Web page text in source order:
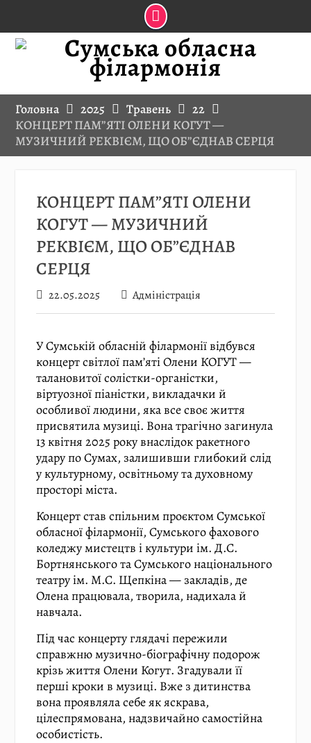
Skip
Головна 2025 Травень
22
КОНЦЕРТ ПАМ”ЯТІ ОЛЕНИ КОГУТ —
МУЗИЧНИЙ РЕКВІЄМ, ЩО ОБ”ЄДНАВ СЕРЦЯ
КОНЦЕРТ ПАМ”ЯТІ ОЛЕНИ
КОГУТ — МУЗИЧНИЙ
РЕКВІЄМ, ЩО ОБ”ЄДНАВ
СЕРЦЯ
22.05.2025 Адміністрація
У Сумській обласній філармонії відбувся
концерт світлої пам’яті Олени КОГУТ —
талановитої солістки-органістки,
віртуозної піаністки, викладачки й
особливої людини, яка все своє життя
присвятила музиці. Вона трагічно загинула
13 квітня 2025 року внаслідок ракетного
удару по Сумах, залишивши глибокий слід
у культурному, освітньому та духовному
просторі міста.
Концерт став спільним проєктом Сумської
обласної філармонії, Сумського фахового
коледжу мистецтв і культури ім. Д.С.
Бортнянського та Сумського національного
театру ім. М.С. Щепкіна — закладів, де
Олена працювала, творила, надихала й
навчала.
Під час концерту глядачі пережили
справжню музично-біографічну подорож
крізь життя Олени Когут. Згадували її
перші кроки в музиці. Вже з дитинства
вона проявляла себе як яскрава,
цілеспрямована, надзвичайно самостійна
особистість.